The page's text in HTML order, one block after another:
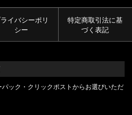
イバシーポリ
シー
特定商取引法に基
づく表記
ック・クリックポストからお選びいただ